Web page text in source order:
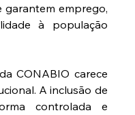
garantem emprego,
à população
CONABIO carece
A inclusão de
controlada e